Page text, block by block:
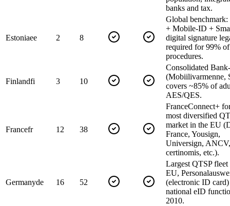
banks and tax.
Estoniaee 2 8
Global
+ Mobile-ID +
digital signature
required for 99%
procedures.
Finlandfi 3 10
Consolidated
(Mobiilivarmenne,
covers ~85% of
AES/QES.
Francefr 12 38
FranceConnect+
most diversified
market in the EU
France, Yousign,
Universign, ANCV,
certinomis, etc.).
Germanyde 16 52
Largest QTSP fleet
EU,
(electronic ID
national eID
2010.